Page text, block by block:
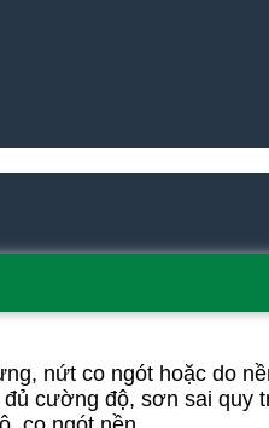
nứt co ngót hoặc do
cường độ, sơn sai quy